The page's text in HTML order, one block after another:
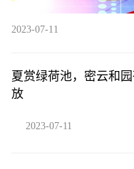
2023-07-11
夏赏绿荷池，密云和
放
2023-07-11